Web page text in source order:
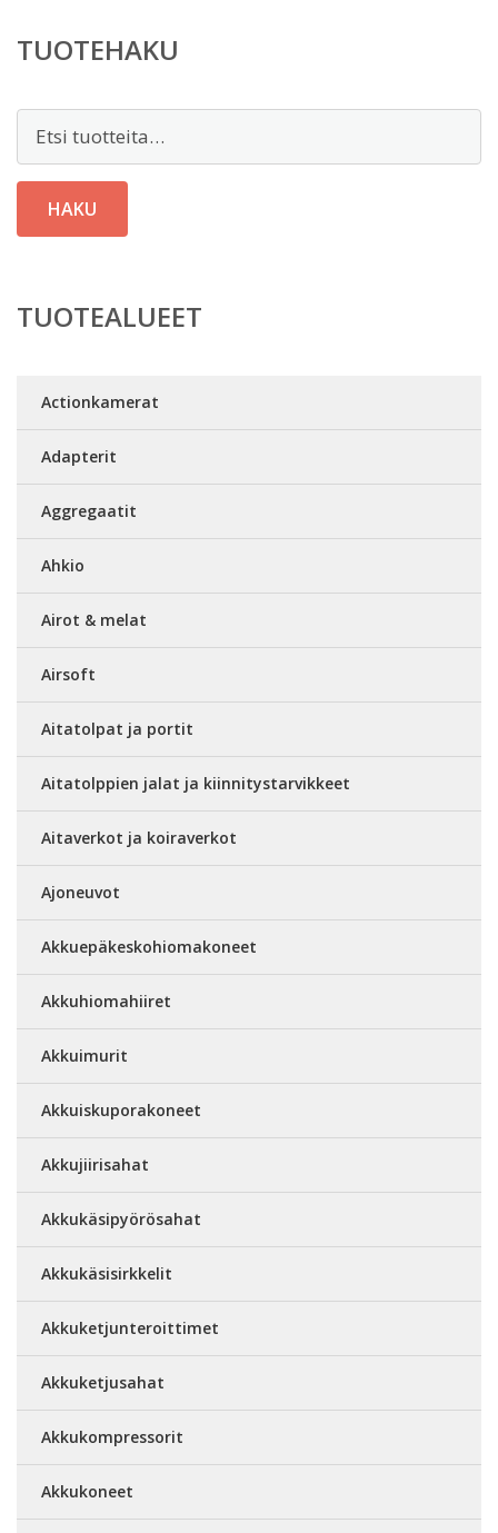
TUOTEHAKU
Etsi:
HAKU
TUOTEALUEET
Actionkamerat
Adapterit
Aggregaatit
Ahkio
Airot & melat
Airsoft
Aitatolpat ja portit
Aitatolppien jalat ja kiinnitystarvikkeet
Aitaverkot ja koiraverkot
Ajoneuvot
Akkuepäkeskohiomakoneet
Akkuhiomahiiret
Akkuimurit
Akkuiskuporakoneet
Akkujiirisahat
Akkukäsipyörösahat
Akkukäsisirkkelit
Akkuketjunteroittimet
Akkuketjusahat
Akkukompressorit
Akkukoneet